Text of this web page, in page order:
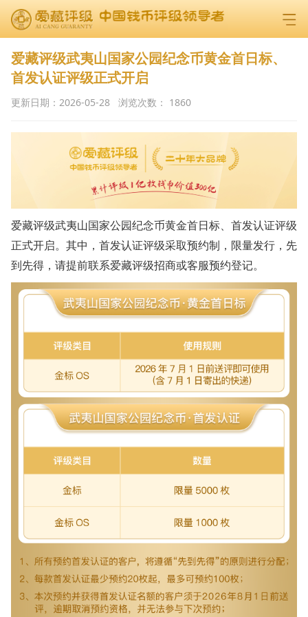
爱藏评级武夷山国家公园纪念币黄金首日标、
首发认证评级正式开启
更新日期： 2026-05-28 浏览次数： 1860
爱藏评级武夷山国家公园纪念币黄金首日标、首发认证评级
正式开启。其中，首发认证评级采取预约制，限量发行，先
到先得，请提前联系爱藏评级招商或客服预约登记。